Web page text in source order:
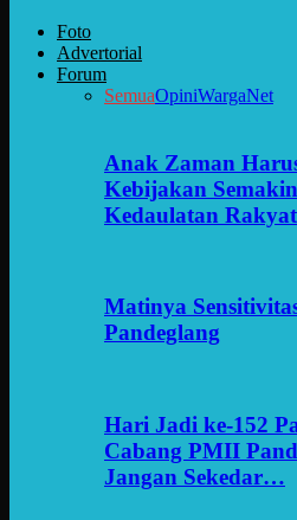
Foto
Advertorial
Forum
SemuaOpiniWargaNet
Anak Zaman
Kebijakan
Kedaulatan Rakyat
Matinya
Pandeglang
Hari Jadi ke-152
Cabang PMII
Jangan Sekedar…